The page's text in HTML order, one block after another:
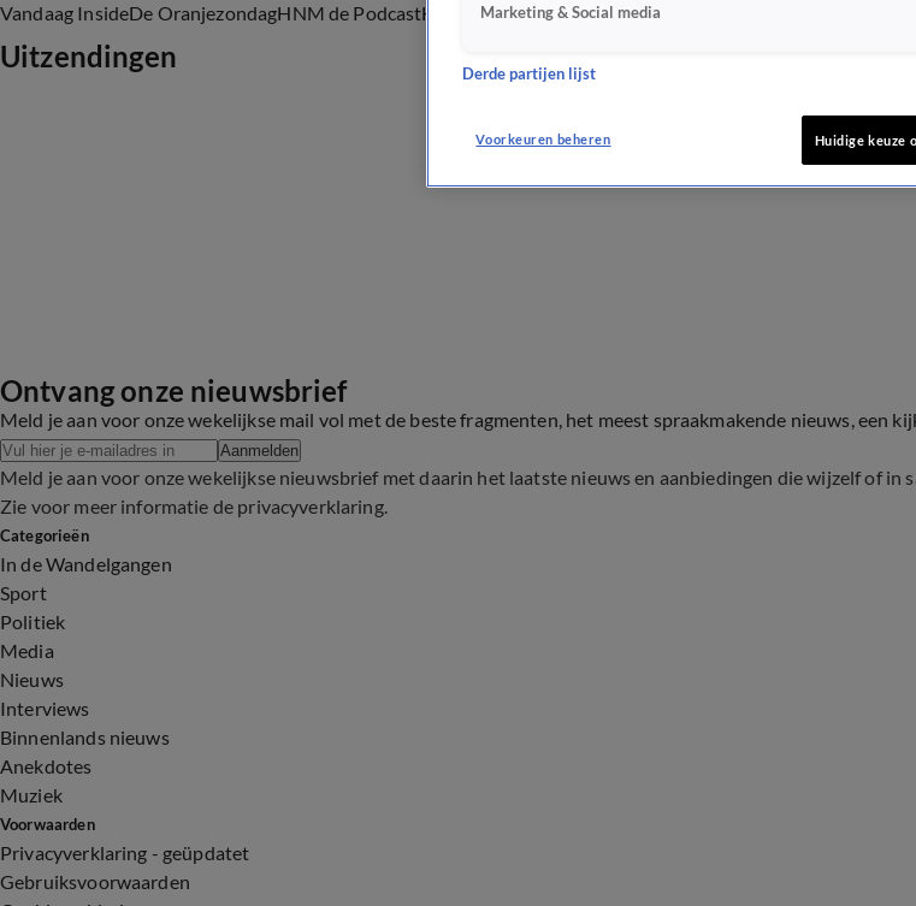
Vandaag InsideDe OranjezondagHNM de PodcastHet Oranje CaféDe Oranjewinter
Uitzendingen
Ontvang onze nieuwsbrief
Meld je aan voor onze wekelijkse mail vol met de beste fragmenten, het meest spraakmakende nieuws, een
Aanmelden
Meld je aan voor onze wekelijkse nieuwsbrief met daarin het laatste nieuws en aanbiedingen die wijzelf of
Zie voor meer informatie de privacyverklaring.
Categorieën
In de Wandelgangen
Sport
Politiek
Media
Nieuws
Interviews
Binnenlands nieuws
Anekdotes
Muziek
Voorwaarden
Privacyverklaring - geüpdatet
Gebruiksvoorwaarden
Marketing & Social media
Derde partijen lijst
Voorkeuren beheren Huidige keuze